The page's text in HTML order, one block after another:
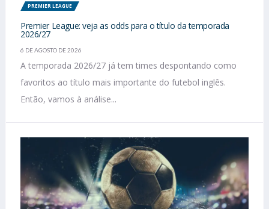
PREMIER LEAGUE
Premier League: veja as odds para o título da temporada
2026/27
6 DE AGOSTO DE 2026
A temporada 2026/27 já tem times despontando como
favoritos ao título mais importante do futebol inglês.
Então, vamos à análise...